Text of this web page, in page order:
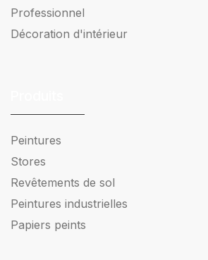
Professionnel
Décoration d'intérieur
Peintures
Stores
Revêtements de sol
Peintures industrielles
Papiers peints